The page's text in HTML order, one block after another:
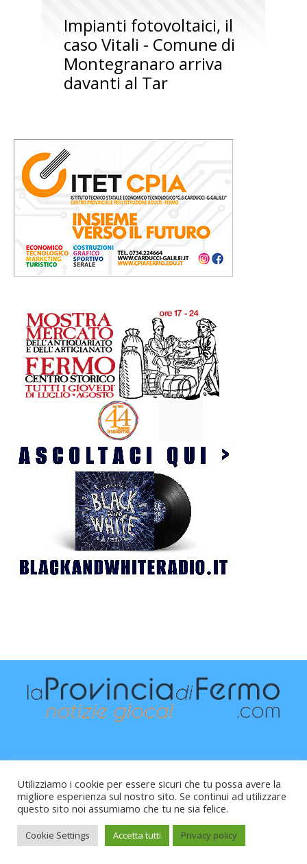
Impianti fotovoltaici, il
caso Vitali - Comune di
Montegranaro arriva
davanti al Tar
Raffaele Vitali - via Leopardi 10 - 61121 Pesaro (PU) -
Cod.Fisc VTLRFL77B02L500Y - Testata giornalistica, aut.
Trib.Fermo n.04/2010 del 05/08/2010
Utilizziamo i cookie per essere sicuri che tu possa avere la
migliore esperienza sul nostro sito. Se continui ad utilizzare
questo sito noi assumiamo che tu ne sia felice.
Cookie Settings Accetta tutti Privacy policy